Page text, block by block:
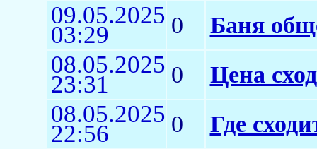
09.05.2025
03:29 0 Баня
08.05.2025
23:31 0 Цена
08.05.2025
22:56 0 Где